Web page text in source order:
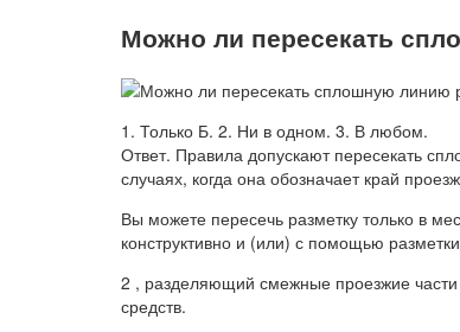
Можно ли пересекать
1. Только Б. 2. Ни в одном. 3. В любом.
Ответ. Правила допускают пересекать
случаях, когда она обозначает край
Вы можете пересечь разметку только в
конструктивно и (или) с помощью
2 , разделяющий смежные проезжие
средств.